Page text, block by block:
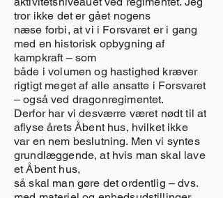
tror ikke det er gået nogens
næse forbi, at vi i Forsvaret er i gang
med en historisk opbygning af
kampkraft – som
både i volumen og hastighed kræver
rigtigt meget af alle ansatte i Forsvaret
– også ved dragonregimentet.
Derfor har vi desværre været nødt til at
aflyse årets Åbent hus, hvilket ikke
var en nem beslutning. Men vi syntes
grundlæggende, at hvis man skal lave
et Åbent hus,
så skal man gøre det ordentlig – dvs.